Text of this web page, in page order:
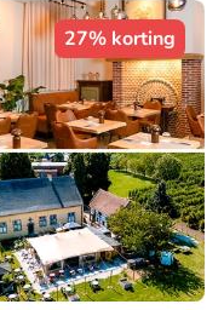
27% korting